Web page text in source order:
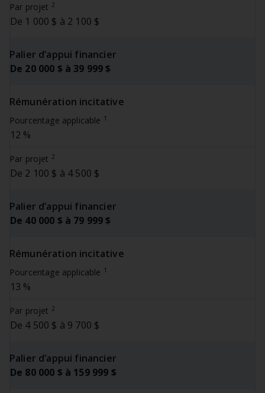
Par projet 2
De 1 000 $ à 2 100 $
Palier d’appui financier
De 20 000 $ à 39 999 $
Rémunération incitative
Pourcentage applicable 1
12 %
Par projet 2
De 2 100 $ à 4 500 $
Palier d’appui financier
De 40 000 $ à 79 999 $
Rémunération incitative
Pourcentage applicable 1
13 %
Par projet 2
De 4 500 $ à 9 700 $
Palier d’appui financier
De 80 000 $ à 159 999 $